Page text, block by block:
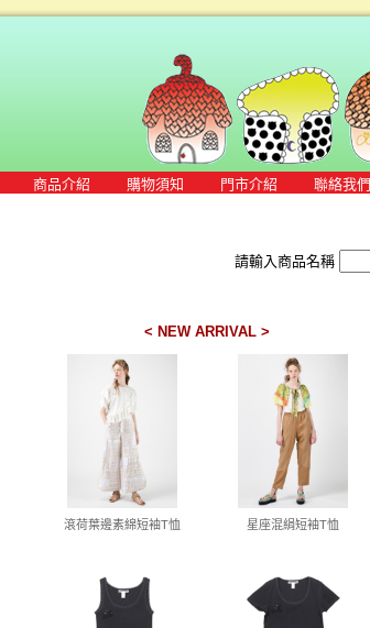
商品介紹 購物須知 門市介紹 聯絡我們
請輸入商品名稱
< NEW ARRIVAL >
滾荷葉邊素綿短袖T恤 星座混絹短袖T恤